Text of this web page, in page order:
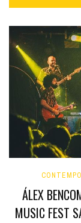
ÁLEX
MUSIC FEST